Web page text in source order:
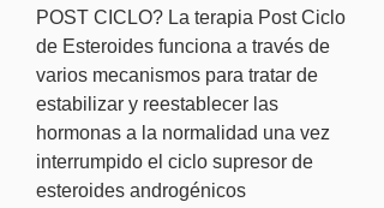
POST CICLO? La terapia Post Ciclo
de Esteroides funciona a través de
varios mecanismos para tratar de
estabilizar y reestablecer las
hormonas a la normalidad una vez
interrumpido el ciclo supresor de
esteroides androgénicos